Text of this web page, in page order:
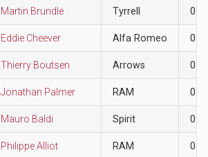
Martin Brundle Tyrrell 0
Eddie Cheever Alfa Romeo 0
Thierry Boutsen Arrows 0
Jonathan Palmer RAM 0
Mauro Baldi Spirit 0
Philippe Alliot RAM 0